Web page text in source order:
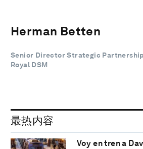
Herman Betten
Senior Director Strategic
Royal DSM
最热内容
Voy en tren a